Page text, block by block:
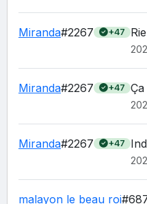
Miranda#2267 +47
Miranda#2267 +47
Miranda#2267 +47
malayon le beau roi